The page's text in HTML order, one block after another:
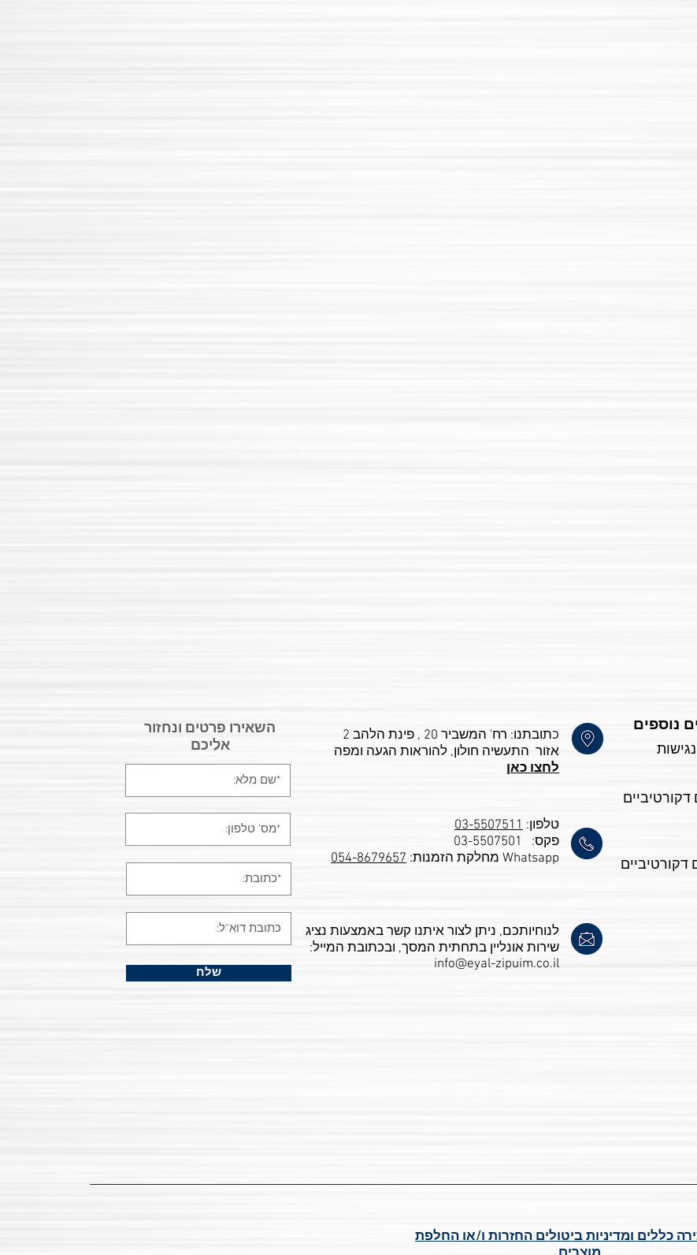
השאירו פרטים ונחזור
אליכם
שלח
כ
תובתנו: רח' המשביר 20 , פינת הלהב 2
אזור התעשיה חולון, להוראות הגעה ומפה
לחצו כאן
טלפון: 03-5507511
פקס: 03-5507501
Whatsapp מחלקת הזמנות:
054-8679657
לנוחיותכם, ניתן לצור איתנו קשר באמצעות נציג
שירות אונליין בתחתית המסך, ובכתובת המייל:
info@eyal-zipuim.co.il
נוספים
דקורטיביים
דקורטיביים
כללים ומדיניות ביטולים החזרות ו/או החלפת